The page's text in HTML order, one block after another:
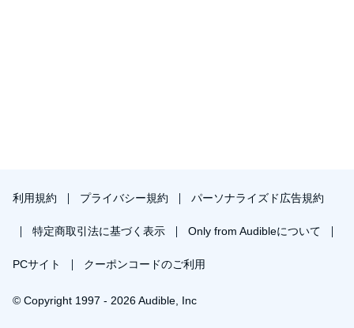
利用規約 プライバシー規約 パーソナライズド広告規約
特定商取引法に基づく表示 Only from Audibleについて
PCサイト クーポンコードのご利用
© Copyright 1997 - 2026 Audible, Inc